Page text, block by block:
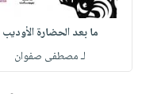
صابون
أطفال
مناسبات
فيديوهات
أسئلة
التسوق
ما بعد الحضارة الأوديب
لـ مصطفى صفوان